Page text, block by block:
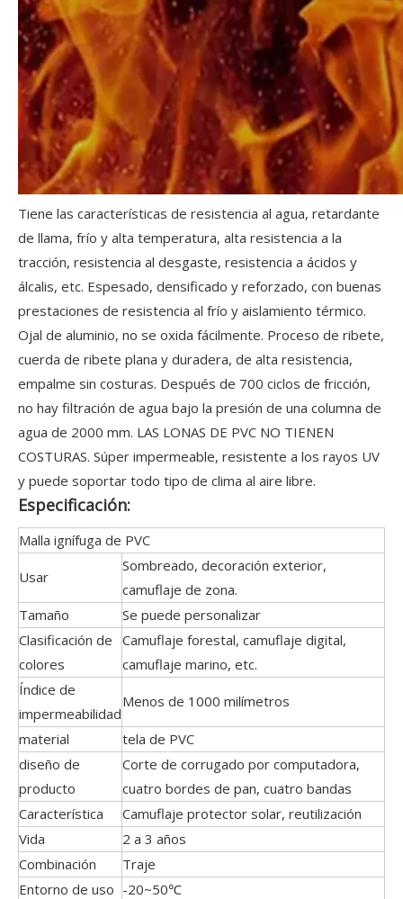
Tiene las características de resistencia al agua, retardante
de llama, frío y alta temperatura, alta resistencia a la
tracción, resistencia al desgaste, resistencia a ácidos y
álcalis, etc. Espesado, densificado y reforzado, con buenas
prestaciones de resistencia al frío y aislamiento térmico.
Ojal de aluminio, no se oxida fácilmente. Proceso de ribete,
cuerda de ribete plana y duradera, de alta resistencia,
empalme sin costuras. Después de 700 ciclos de fricción,
no hay filtración de agua bajo la presión de una columna de
agua de 2000 mm. LAS LONAS DE PVC NO TIENEN
COSTURAS. Súper impermeable, resistente a los rayos UV
y puede soportar todo tipo de clima al aire libre.
Especificación:
Malla ignífuga de PVC
Usar
Sombreado, decoración exterior,
camuflaje de zona.
Tamaño
Se puede personalizar
Clasificación de
colores
Camuflaje forestal, camuflaje digital,
camuflaje marino, etc.
Índice de
impermeabilidad
Menos de 1000 milímetros
material
tela de PVC
diseño de
producto
Corte de corrugado por computadora,
cuatro bordes de pan, cuatro bandas
Característica
Camuflaje protector solar, reutilización
Vida
2 a 3 años
Combinación
Traje
Entorno de uso -20~50℃